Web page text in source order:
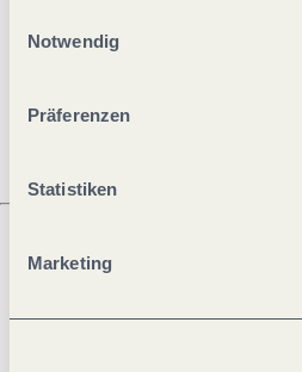
jederzeit widerrufen werden. Mit
ablehnen" kann es zu
Notwendig
Präferenzen
Statistiken
Marketing